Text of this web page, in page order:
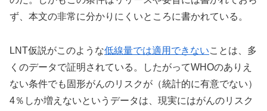
ず、本文の非常に分かりにくいところに書かれている。
LNT仮説がこのような低線量では適用できないことは、多
くのデータで証明されている。したがってWHOのありえ
ない条件でも固形がんのリスクが（統計的に有意でない）
4％しか増えないというデータは、現実にはがんのリスク